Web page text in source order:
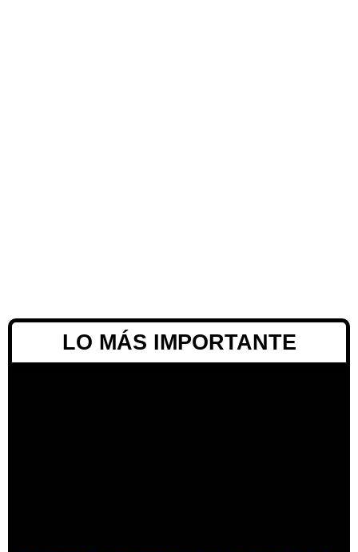
LO MÁS IMPORTANTE